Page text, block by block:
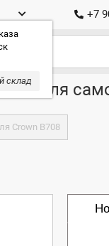
склад
+7
для
Crown B708